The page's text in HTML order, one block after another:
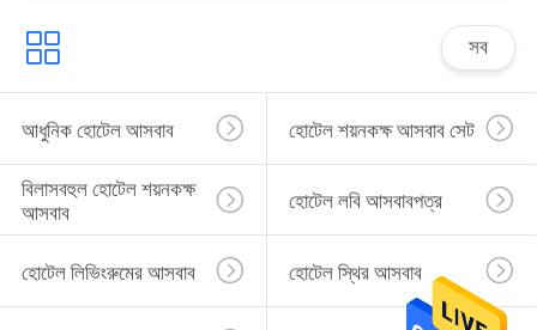
সব
আধুনিক হোটেল আসবাব হোটেল শয়নকক্ষ আসবাব সেট
বিলাসবহুল হোটেল শয়নকক্ষ
আসবাব
হোটেল লবি আসবাবপত্র
হোটেল লিভিংরুমের আসবাব হোটেল স্থির আসবাব